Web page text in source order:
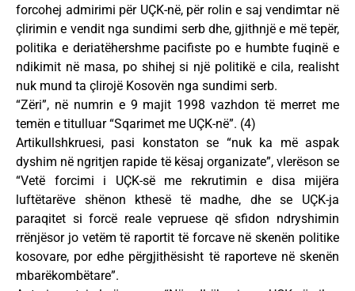
forcohej admirimi për UÇK-në, për rolin e saj vendimtar në
çlirimin e vendit nga sundimi serb dhe, gjithnjë e më tepër,
politika e deriatëhershme pacifiste po e humbte fuqinë e
ndikimit në masa, po shihej si një politikë e cila, realisht
nuk mund ta çlirojë Kosovën nga sundimi serb.
“Zëri”, në numrin e 9 majit 1998 vazhdon të merret me
temën e titulluar “Sqarimet me UÇK-në”. (4)
Artikullshkruesi, pasi konstaton se “nuk ka më aspak
dyshim në ngritjen rapide të kësaj organizate”, vlerëson se
“Vetë forcimi i UÇK-së me rekrutimin e disa mijëra
luftëtarëve shënon kthesë të madhe, dhe se UÇK-ja
paraqitet si forcë reale vepruese që sfidon ndryshimin
rrënjësor jo vetëm të raportit të forcave në skenën politike
kosovare, por edhe përgjithësisht të raporteve në skenën
mbarëkombëtare”.